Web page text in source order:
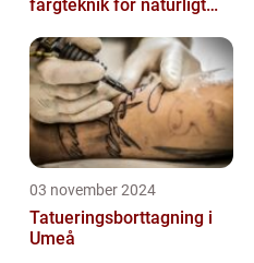
färgteknik för naturligt
03 november 2024
Tatueringsborttagning i
Umeå